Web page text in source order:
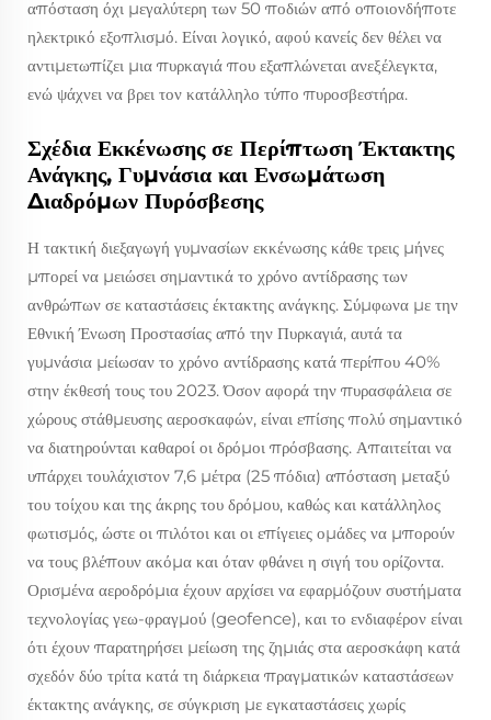
απόσταση όχι μεγαλύτερη των 50 ποδιών από οποιονδήποτε
ηλεκτρικό εξοπλισμό. Είναι λογικό, αφού κανείς δεν θέλει να
αντιμετωπίζει μια πυρκαγιά που εξαπλώνεται ανεξέλεγκτα,
ενώ ψάχνει να βρει τον κατάλληλο τύπο πυροσβεστήρα.
Σχέδια Εκκένωσης σε Περίπτωση Έκτακτης
Ανάγκης, Γυμνάσια και Ενσωμάτωση
Διαδρόμων Πυρόσβεσης
Η τακτική διεξαγωγή γυμνασίων εκκένωσης κάθε τρεις μήνες
μπορεί να μειώσει σημαντικά το χρόνο αντίδρασης των
ανθρώπων σε καταστάσεις έκτακτης ανάγκης. Σύμφωνα με την
Εθνική Ένωση Προστασίας από την Πυρκαγιά, αυτά τα
γυμνάσια μείωσαν το χρόνο αντίδρασης κατά περίπου 40%
στην έκθεσή τους του 2023. Όσον αφορά την πυρασφάλεια σε
χώρους στάθμευσης αεροσκαφών, είναι επίσης πολύ σημαντικό
να διατηρούνται καθαροί οι δρόμοι πρόσβασης. Απαιτείται να
υπάρχει τουλάχιστον 7,6 μέτρα (25 πόδια) απόσταση μεταξύ
του τοίχου και της άκρης του δρόμου, καθώς και κατάλληλος
φωτισμός, ώστε οι πιλότοι και οι επίγειες ομάδες να μπορούν
να τους βλέπουν ακόμα και όταν φθάνει η σιγή του ορίζοντα.
Ορισμένα αεροδρόμια έχουν αρχίσει να εφαρμόζουν συστήματα
τεχνολογίας γεω-φραγμού (geofence), και το ενδιαφέρον είναι
ότι έχουν παρατηρήσει μείωση της ζημιάς στα αεροσκάφη κατά
σχεδόν δύο τρίτα κατά τη διάρκεια πραγματικών καταστάσεων
έκτακτης ανάγκης, σε σύγκριση με εγκαταστάσεις χωρίς